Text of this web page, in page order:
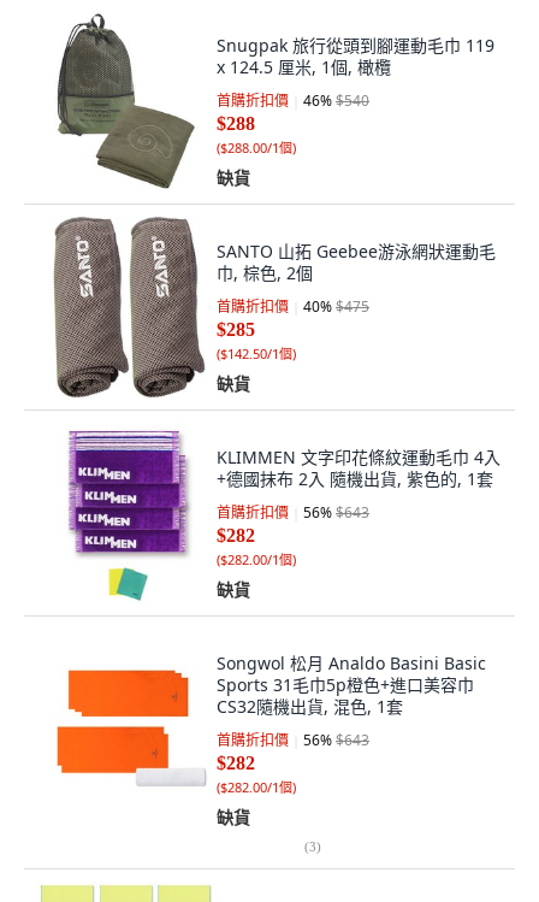
Snugpak 旅行從頭到腳運動毛巾 119
x 124.5 厘米, 1個, 橄欖
首購折扣價 46%$540
$288
($288.00/1個)
缺貨
SANTO 山拓 Geebee游泳網狀運動毛
巾, 棕色, 2個
首購折扣價 40%$475
$285
($142.50/1個)
缺貨
KLIMMEN 文字印花條紋運動毛巾 4入
+德國抹布 2入 隨機出貨, 紫色的, 1套
首購折扣價 56%$643
$282
($282.00/1個)
缺貨
Songwol 松月 Analdo Basini Basic
Sports 31毛巾5p橙色+進口美容巾
CS32隨機出貨, 混色, 1套
首購折扣價 56%$643
$282
($282.00/1個)
缺貨
(3)